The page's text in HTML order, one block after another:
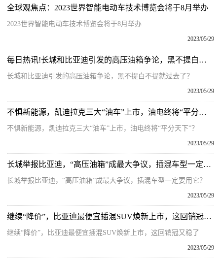
全球观焦点：2023世界智能电动车技术博览会将于8月举办
2023世界智能电动车技术博览会将于8月举办
2023/05/29
每日热讯!长城和比亚迪引发的高压油箱争论，黑不提白不提就过去了？
长城和比亚迪引发的高压油箱争论，黑不提白不提就过去了？
2023/05/29
不惧新能源，凯迪拉克三大“油车”上市，油电终将“平分天下”？ 环球热推荐
不惧新能源，凯迪拉克三大“油车”上市，油电终将“平分天下”？
2023/05/29
长城举报比亚迪，“高压油箱”成最大争议，插混车型一定要用它？ 环球实时
长城举报比亚迪，“高压油箱”成最大争议，插混车型一定要用它？
2023/05/29
继续“降价”，比亚迪最便宜插混SUV焕新上市，这回销冠又稳了 全球最新
继续“降价”，比亚迪最便宜插混SUV焕新上市，这回销冠又稳了
2023/05/29